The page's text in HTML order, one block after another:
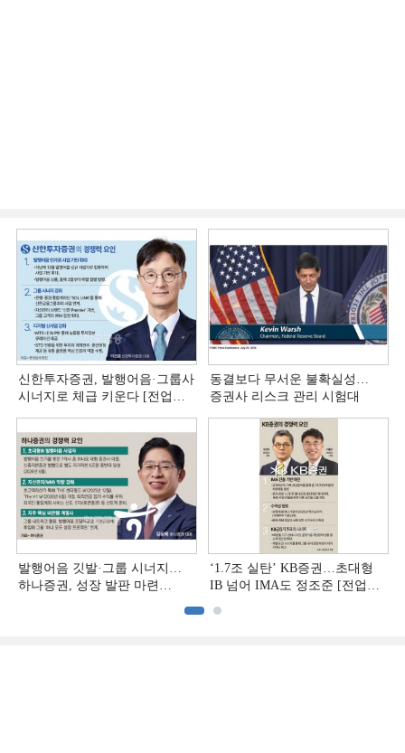
신한투자증권, 발행어음·그룹사
시너지로 체급 키운다 [전업계
동결보다 무서운 불확실성…
증권사 리스크 관리 시험대
발행어음 깃발·그룹 시너지…
하나증권, 성장 발판 마련
‘1.7조 실탄’ KB증권…초대형
IB 넘어 IMA도 정조준 [전업계